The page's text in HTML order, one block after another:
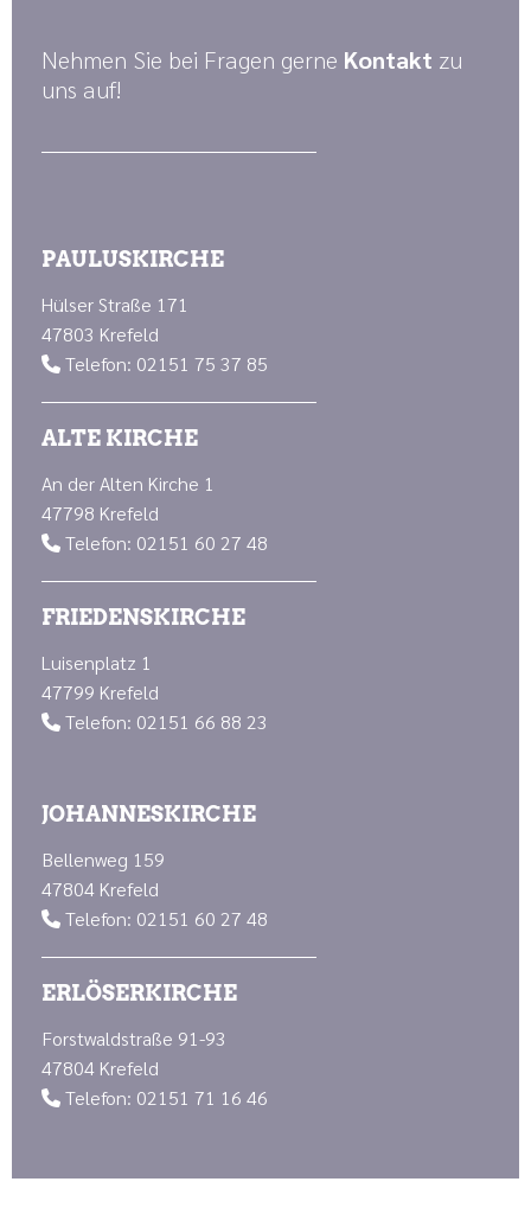
Nehmen Sie bei Fragen gerne Kontakt zu
uns auf!
PAULUSKIRCHE
Hülser Straße 171
47803 Krefeld
 Telefon: 02151 75 37 85
ALTE KIRCHE
An der Alten Kirche 1
47798 Krefeld
 Telefon: 02151 60 27 48
FRIEDENSKIRCHE
Luisenplatz 1
47799 Krefeld
 Telefon: 02151 66 88 23
JOHANNESKIRCHE
Bellenweg 159
47804 Krefeld
 Telefon: 02151 60 27 48
ERLÖSERKIRCHE
Forstwaldstraße 91-93
47804 Krefeld
 Telefon: 02151 71 16 46